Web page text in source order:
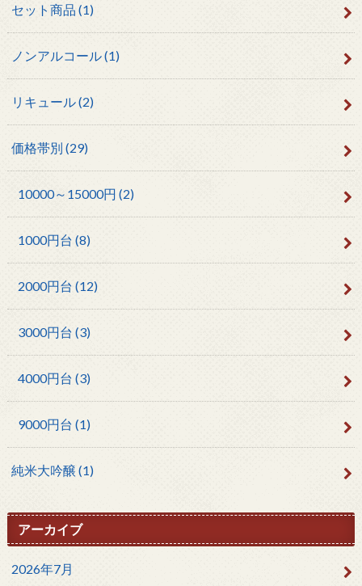
セット商品 (1)
ノンアルコール(1)
リキュール(2)
価格帯別 (29)
10000～15000円 (2)
1000円台 (8)
2000円台 (12)
3000円台 (3)
4000円台 (3)
9000円台 (1)
純米大吟醸 (1)
アーカイブ
2026年7月